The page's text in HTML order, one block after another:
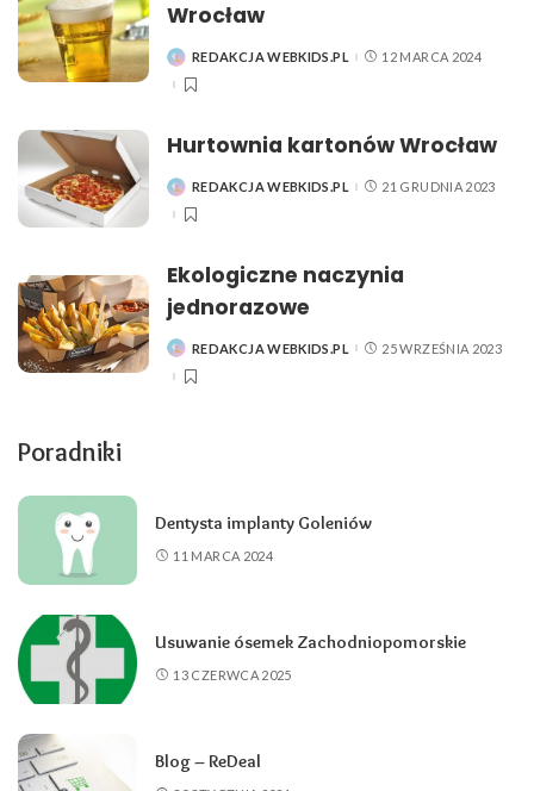
Wrocław
POSTED
REDAKCJA WEBKIDS.PL 12 MARCA 2024
Hurtownia kartonów Wrocław
POSTED
REDAKCJA WEBKIDS.PL 21 GRUDNIA 2023
Ekologiczne naczynia
jednorazowe
POSTED
REDAKCJA WEBKIDS.PL 25 WRZEŚNIA 2023
Poradniki
Dentysta implanty Goleniów
11 MARCA 2024
Usuwanie ósemek Zachodniopomorskie
13 CZERWCA 2025
Blog – ReDeal